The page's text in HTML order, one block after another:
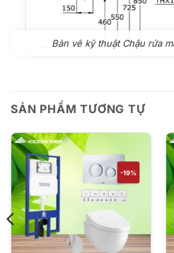
Bản vẽ kỹ thuật Chậu rửa
SẢN PHẨM TƯƠNG TỰ
-19%